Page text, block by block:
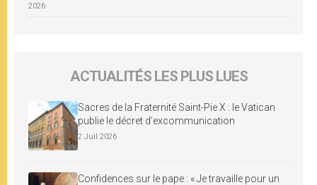
2026
ACTUALITÉS LES PLUS LUES
Sacres de la Fraternité Saint-Pie X : le Vatican
publie le décret d’excommunication
2 Juil 2026
Confidences sur le pape : « Je travaille pour un